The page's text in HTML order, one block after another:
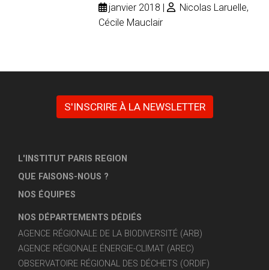
janvier 2018
Nicolas Laruelle,
Cécile Mauclair
S'INSCRIRE À LA NEWSLETTER
L'INSTITUT PARIS REGION
QUE FAISONS-NOUS ?
NOS ÉQUIPES
NOS DÉPARTEMENTS DÉDIÉS
AGENCE RÉGIONALE DE LA BIODIVERSITÉ (ARB)
AGENCE RÉGIONALE ÉNERGIE-CLIMAT (AREC)
OBSERVATOIRE RÉGIONAL DES DÉCHETS (ORDIF)